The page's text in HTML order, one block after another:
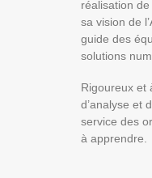
réalisation
sa vision de
guide des
solutions
Rigoureux et
d’analyse et
service des
à apprendre.